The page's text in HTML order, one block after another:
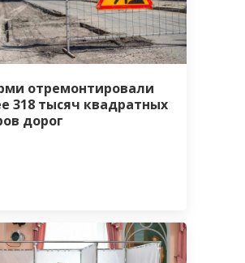
отремонтировали
318 тысяч квадратных
дорог